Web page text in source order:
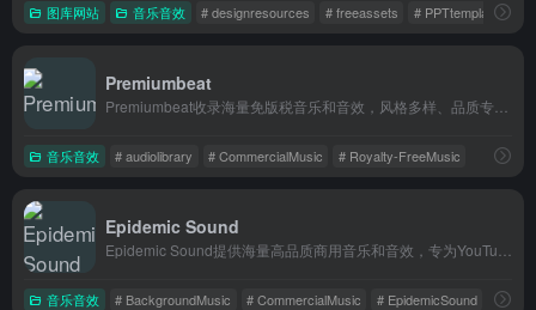
图库网站 音乐音效 # designresources # freeassets # PPTtemplates
Premiumbeat
音乐音效 # audiolibrary # CommercialMusic # Royalty-FreeMusic
Epidemic Sound
音乐音效 # BackgroundMusic # CommercialMusic # EpidemicSound